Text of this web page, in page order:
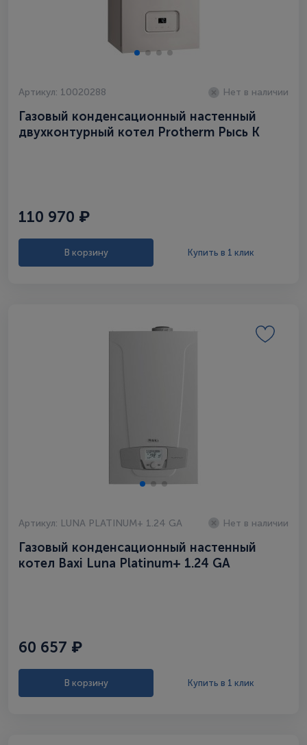
Артикул: 10020288 Нет в наличии
Газовый конденсационный настенный
двухконтурный котел Protherm Рысь К
110 970 ₽
В корзину Купить в 1 клик
Артикул: LUNA PLATINUM+ 1.24 GA Нет в наличии
Газовый конденсационный настенный
котел Baxi Luna Platinum+ 1.24 GA
60 657 ₽
В корзину Купить в 1 клик